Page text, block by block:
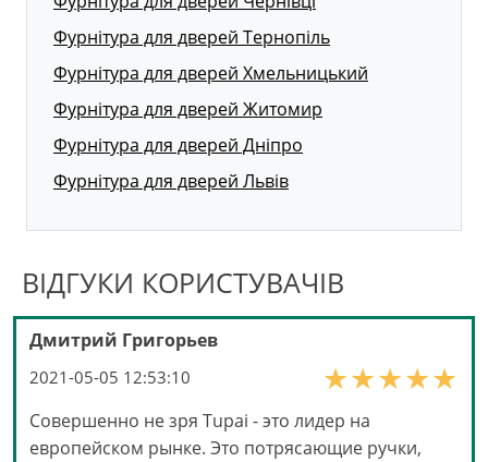
Фурнітура для дверей Тернопіль
Фурнітура для дверей Хмельницький
Фурнітура для дверей Житомир
Фурнітура для дверей Дніпро
Фурнітура для дверей Львів
ВІДГУКИ КОРИСТУВАЧІВ
Дмитрий Григорьев
2021-05-05 12:53:10
Совершенно не зря Tupai - это лидер на
европейском рынке. Это потрясающие ручки,